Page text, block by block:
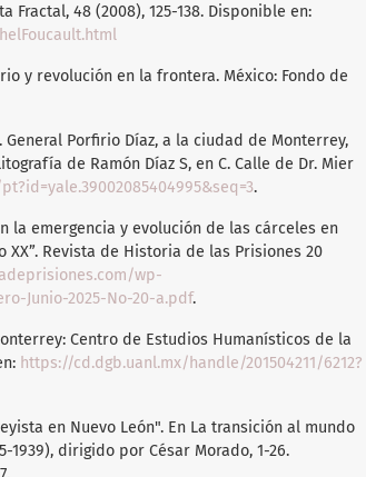
Fractal, 48 (2008), 125-138. Disponible en:
y revolución en la frontera. México: Fondo de
Porfirio Díaz, a la ciudad de Monterrey,
de Ramón Díaz S, en C. Calle de Dr. Mier
.
la emergencia y evolución de las cárceles en
Revista de Historia de las Prisiones 20
wp-
Junio-2025-No-20-a.pdf.
Centro de Estudios Humanísticos de la
https://cd.dgb.uanl.mx/handle/201504211/6212?
en Nuevo León". En La transición al mundo
dirigido por César Morado, 1-26.